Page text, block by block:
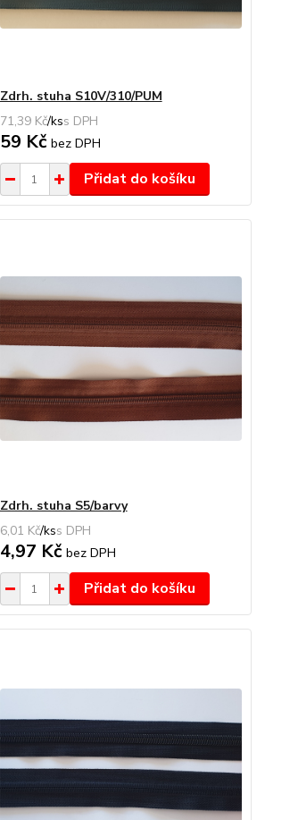
Zdrh. stuha S10V/310/PUM
71,39 Kč/ks
59 Kč bez DPH
Přidat do košíku
Zdrh. stuha S5/barvy
6,01 Kč/ks
4,97 Kč bez DPH
Přidat do košíku